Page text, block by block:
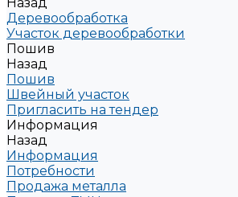
Деревообработка
Участок деревообработки
Пошив
Назад
Пошив
Швейный участок
Пригласить на тендер
Информация
Назад
Информация
Потребности
Продажа металла